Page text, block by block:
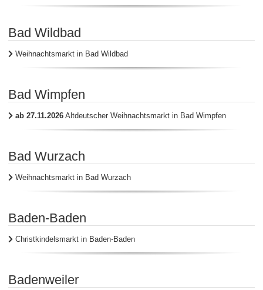
Bad Wildbad
Weihnachtsmarkt in Bad Wildbad
Bad Wimpfen
ab 27.11.2026 Altdeutscher Weihnachtsmarkt in Bad Wimpfen
Bad Wurzach
Weihnachtsmarkt in Bad Wurzach
Baden-Baden
Christkindelsmarkt in Baden-Baden
Badenweiler